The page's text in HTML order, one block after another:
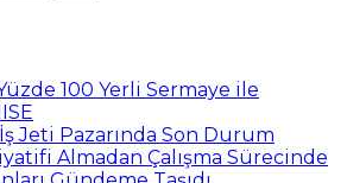
100 Yerli Sermaye ile
Jeti Pazarında Son Durum
Almadan Çalışma Sürecinde